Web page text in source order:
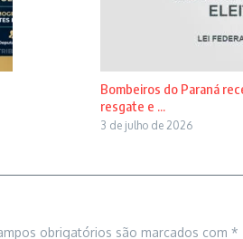
Bombeiros do Paraná
resgate e ...
3 de julho de 2026
obrigatórios são marcados com *